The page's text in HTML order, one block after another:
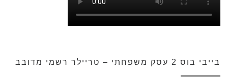
בייבי בוס 2 עסק משפחתי – טריילר רשמי מדובב